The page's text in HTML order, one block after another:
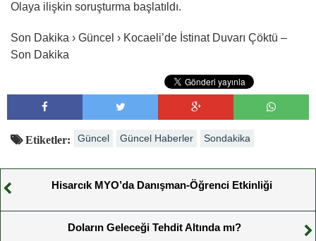
Olaya ilişkin soruşturma başlatıldı.
Son Dakika › Güncel › Kocaeli’de İstinat Duvarı Çöktü –
Son Dakika
Etiketler: Güncel Güncel Haberler Sondakika
Hisarcık MYO’da Danışman-Öğrenci Etkinliği
Doların Geleceği Tehdit Altında mı?